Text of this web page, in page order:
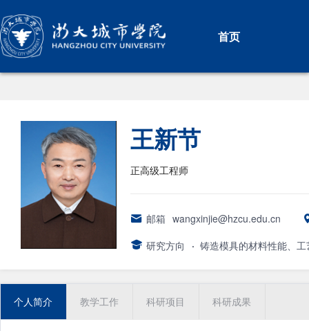
首页
王新节
正高级工程师
邮箱 wangxinjie@hzcu.edu.cn
研究方向
· 铸造模具的材料性能、
个人简介 教学工作 科研项目 科研成果